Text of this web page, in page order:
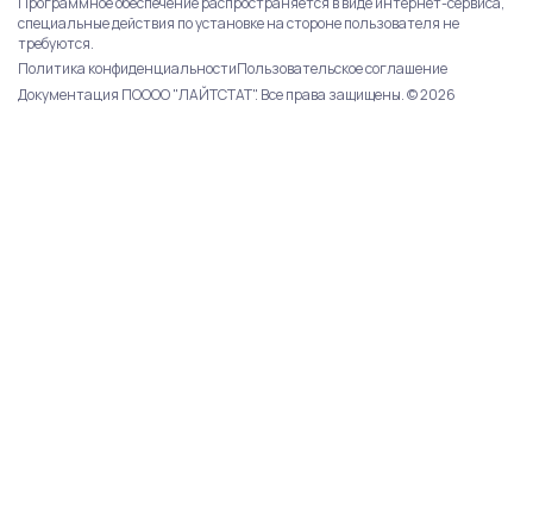
специальные действия по установке на стороне пользователя не
требуются.
Политика конфиденциальностиПользовательское соглашение
Документация ПОООО "ЛАЙТСТАТ". Все права защищены. © 2026